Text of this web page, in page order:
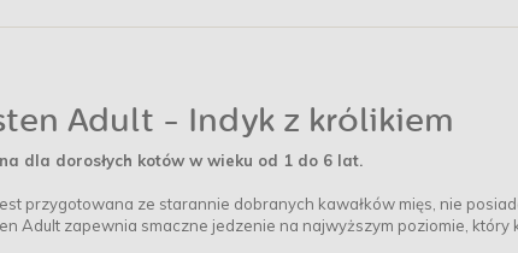
Adult - Indyk z królikiem
dla dorosłych kotów w wieku od 1 do 6 lat.
przygotowana ze starannie dobranych kawałków mięs, nie
Adult zapewnia smaczne jedzenie na najwyższym poziomie, który